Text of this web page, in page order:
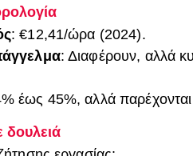
: €12,41/ώρα (2024).
: Διαφέρουν, αλλά
έως 45%, αλλά παρέχονται
δουλειά